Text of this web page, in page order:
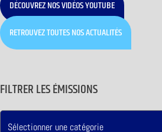
DÉCOUVREZ NOS VIDÉOS YOUTUBE
RETROUVEZ TOUTES NOS ACTUALITÉS
FILTRER LES ÉMISSIONS